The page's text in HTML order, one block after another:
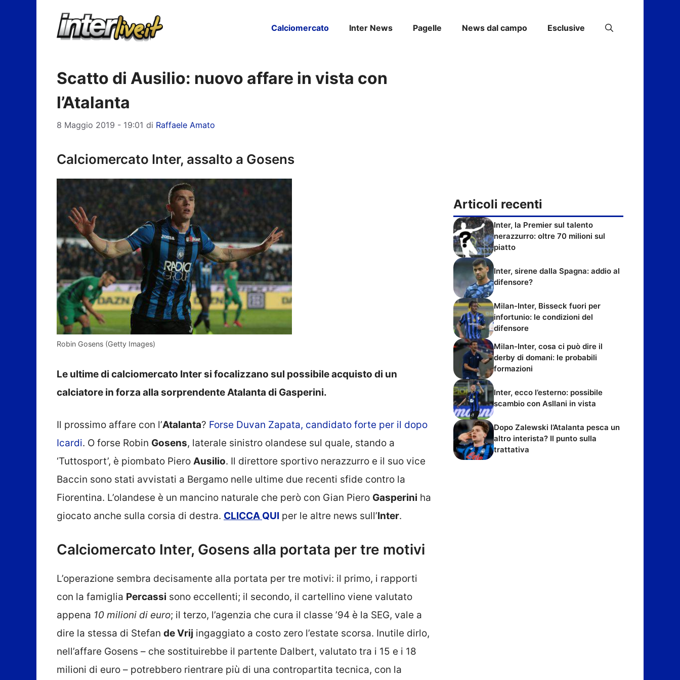
Calciomercato Inter News Pagelle News dal campo Esclusive
Scatto di Ausilio: nuovo affare in vista con
l’Atalanta
8 Maggio 2019 - 19:01 di Raffaele Amato
Calciomercato Inter, assalto a Gosens
Robin Gosens (Getty Images)
Le ultime di calciomercato Inter si focalizzano sul possibile acquisto di un
calciatore in forza alla sorprendente Atalanta di Gasperini.
Il prossimo affare con l’Atalanta? Forse Duvan Zapata, candidato forte per il dopo
Icardi. O forse Robin Gosens, laterale sinistro olandese sul quale, stando a
‘Tuttosport’, è piombato Piero Ausilio. Il direttore sportivo nerazzurro e il suo vice
Baccin sono stati avvistati a Bergamo nelle ultime due recenti sfide contro la
Fiorentina. L’olandese è un mancino naturale che però con Gian Piero Gasperini ha
giocato anche sulla corsia di destra. CLICCA QUI per le altre news sull’Inter.
Calciomercato Inter, Gosens alla portata per tre motivi
L’operazione sembra decisamente alla portata per tre motivi: il primo, i rapporti
con la famiglia Percassi sono eccellenti; il secondo, il cartellino viene valutato
appena 10 milioni di euro; il terzo, l’agenzia che cura il classe ’94 è la SEG, vale a
dire la stessa di Stefan de Vrij ingaggiato a costo zero l’estate scorsa. Inutile dirlo,
nell’affare Gosens – che sostituirebbe il partente Dalbert, valutato tra i 15 e i 18
milioni di euro – potrebbero rientrare più di una contropartita tecnica, con la
Articoli recenti
Inter, la Premier sul talento
nerazzurro: oltre 70 milioni sul
piatto
Inter, sirene dalla Spagna: addio al
difensore?
Milan-Inter, Bisseck fuori per
infortunio: le condizioni del
difensore
Milan-Inter, cosa ci può dire il
derby di domani: le probabili
formazioni
Inter, ecco l’esterno: possibile
scambio con Asllani in vista
Dopo Zalewski l’Atalanta pesca un
altro interista? Il punto sulla
trattativa